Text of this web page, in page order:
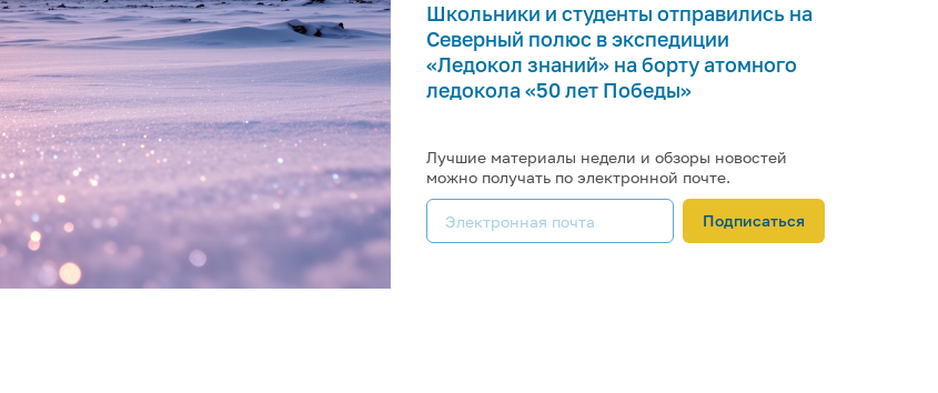
Школьники и студенты отправились на
Северный полюс в экспедиции
«Ледокол знаний» на борту атомного
ледокола «50 лет Победы»
Лучшие материалы недели и обзоры новостей
можно получать по электронной почте.
Подписаться